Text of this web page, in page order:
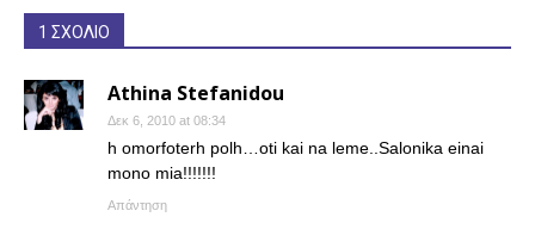
1 ΣΧΟΛΙΟ
Athina Stefanidou
Δεκ 6, 2010 at 08:34
h omorfoterh polh…oti kai na leme..Salonika einai
mono mia!!!!!!!
Απάντηση